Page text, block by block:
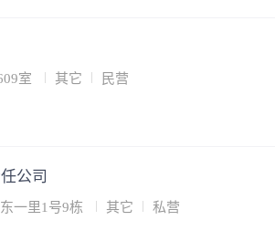
室 其它 民营
公司
一里1号9栋 其它 私营